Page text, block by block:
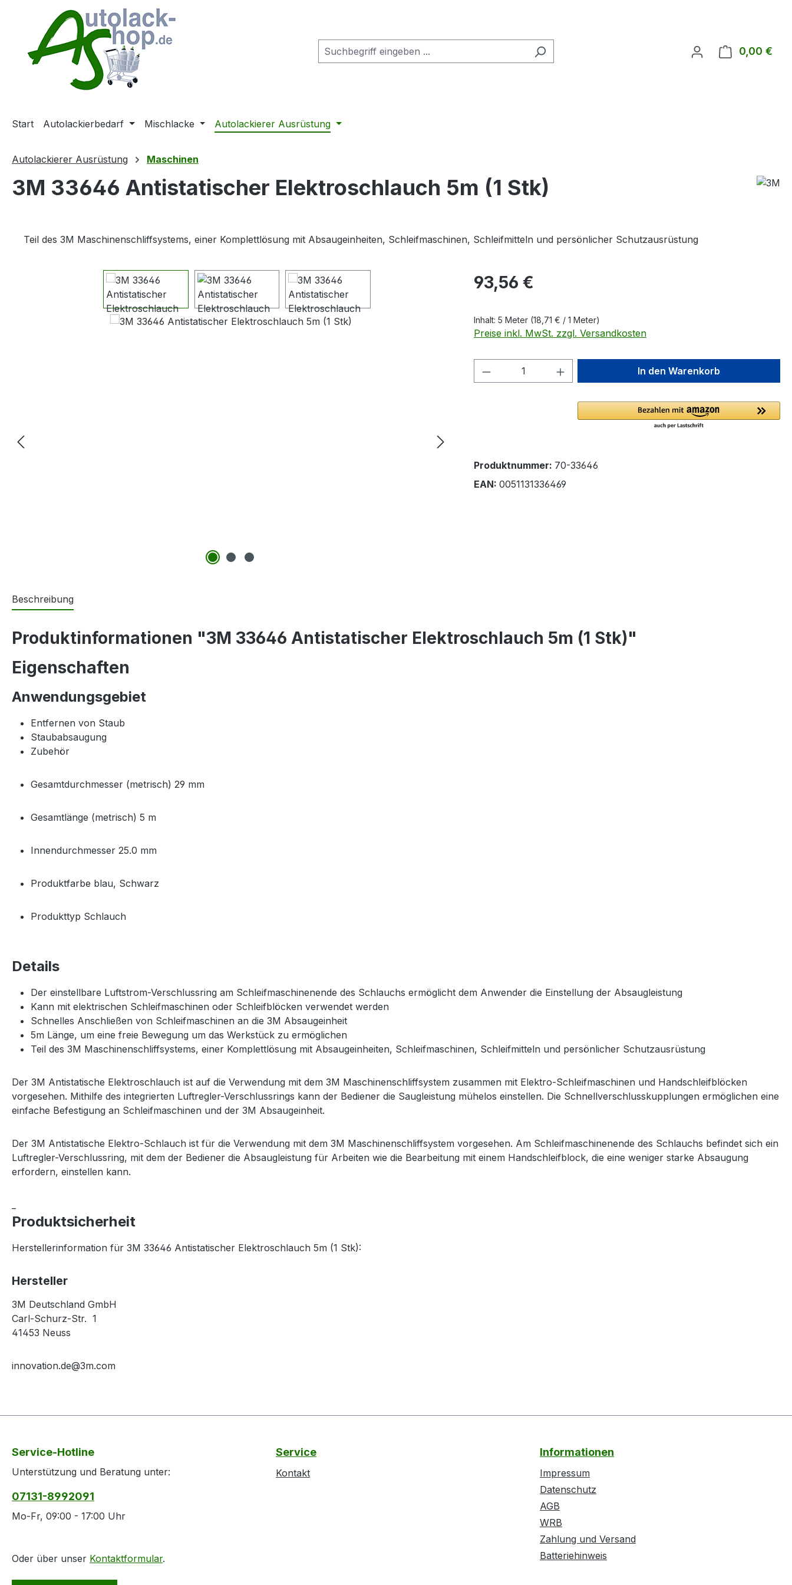
Hauptinhalt springen
Zur Suche springen
Zur Hauptnavigation springen
0,00 €
Start Autolackierbedarf Mischlacke Autolackierer Ausrüstung
Autolackierer Ausrüstung Maschinen
3M 33646 Antistatischer Elektroschlauch 5m (1 Stk)
Teil des 3M Maschinenschliffsystems, einer Komplettlösung mit Absaugeinheiten, Schleifmaschinen, Schleifmitteln und persönlicher Schutzausrüstung
Bildergalerie überspringen Regulärer Preis:
93,56 €
Inhalt: 5 Meter (18,71 € / 1 Meter)
Preise inkl. MwSt. zzgl. Versandkosten
Produkt Anzahl: Gib den gewünschten Wert
In den Warenkorb
Produktnummer: 70-33646
EAN: 0051131336469
Beschreibung
Produktinformationen "3M 33646 Antistatischer Elektroschlauch 5m (1 Stk)"
Eigenschaften
Anwendungsgebiet
Entfernen von Staub
Staubabsaugung
Zubehör
Gesamtdurchmesser (metrisch) 29 mm
Gesamtlänge (metrisch) 5 m
Innendurchmesser 25.0 mm
Produktfarbe blau, Schwarz
Produkttyp Schlauch
Details
Der einstellbare Luftstrom-Verschlussring am Schleifmaschinenende des Schlauchs ermöglicht dem Anwender die Einstellung der Absaugleistung
Kann mit elektrischen Schleifmaschinen oder Schleifblöcken verwendet werden
Schnelles Anschließen von Schleifmaschinen an die 3M Absaugeinheit
5m Länge, um eine freie Bewegung um das Werkstück zu ermöglichen
Teil des 3M Maschinenschliffsystems, einer Komplettlösung mit Absaugeinheiten, Schleifmaschinen, Schleifmitteln und persönlicher Schutzausrüstung
Der 3M Antistatische Elektroschlauch ist auf die Verwendung mit dem 3M Maschinenschliffsystem zusammen mit Elektro-Schleifmaschinen und Handschleifblöcken
vorgesehen. Mithilfe des integrierten Luftregler-Verschlussrings kann der Bediener die Saugleistung mühelos einstellen. Die Schnellverschlusskupplungen ermöglichen eine
einfache Befestigung an Schleifmaschinen und der 3M Absaugeinheit.
Der 3M Antistatische Elektro-Schlauch ist für die Verwendung mit dem 3M Maschinenschliffsystem vorgesehen. Am Schleifmaschinenende des Schlauchs befindet sich ein
Luftregler-Verschlussring, mit dem der Bediener die Absaugleistung für Arbeiten wie die Bearbeitung mit einem Handschleifblock, die eine weniger starke Absaugung
erfordern, einstellen kann.
Produktsicherheit
Herstellerinformation für 3M 33646 Antistatischer Elektroschlauch 5m (1 Stk):
Hersteller
3M Deutschland GmbH
Carl-Schurz-Str. 1
41453 Neuss
innovation.de@3m.com
Service-Hotline
Unterstützung und Beratung unter:
07131-8992091
Mo-Fr, 09:00 - 17:00 Uhr
Oder über unser Kontaktformular.
Service
Kontakt
Informationen
Impressum
Datenschutz
AGB
WRB
Zahlung und Versand
Batteriehinweis